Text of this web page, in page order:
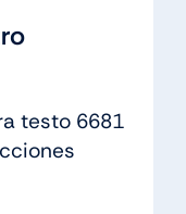
testo 6681